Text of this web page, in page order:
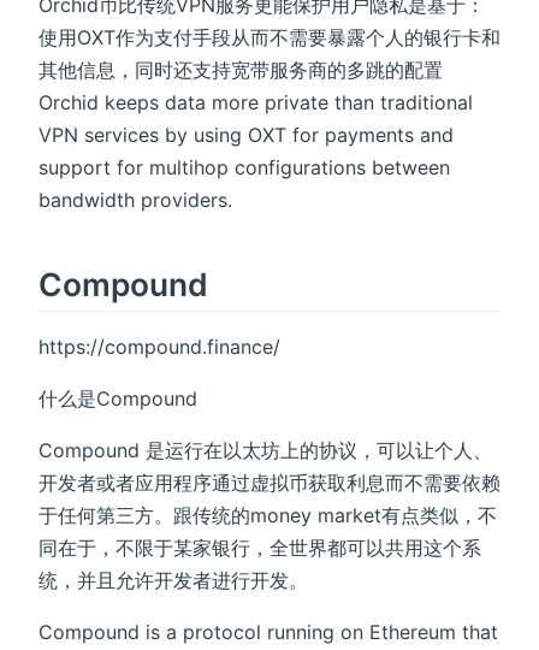
使用OXT作为支付手段从而不需要暴露个人的银行卡和
其他信息，同时还支持宽带服务商的多跳的配置
Orchid keeps data more private than traditional
VPN services by using OXT for payments and
support for multihop configurations between
bandwidth providers.
Compound
https://compound.finance/
什么是Compound
Compound 是运行在以太坊上的协议，可以让个人、
开发者或者应用程序通过虚拟币获取利息而不需要依赖
于任何第三方。跟传统的money market有点类似，不
同在于，不限于某家银行，全世界都可以共用这个系
统，并且允许开发者进行开发。
Compound is a protocol running on Ethereum that